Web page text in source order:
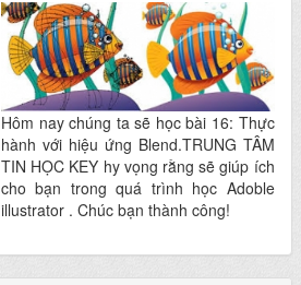
Hôm nay chúng ta sẽ học bài 16: Thực
hành với hiệu ứng Blend.TRUNG TÂM
TIN HỌC KEY hy vọng rằng sẽ giúp ích
cho bạn trong quá trình học Adoble
illustrator . Chúc bạn thành công!